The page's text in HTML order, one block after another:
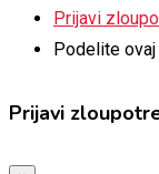
Prijavi
Podelite
Prijavi